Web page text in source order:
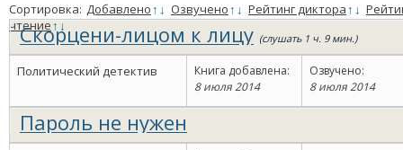
Сортировка: Добавлено↑ ↓ Озвучено↑ ↓ Рейтинг диктора↑ ↓
чтение↑↓
Скорцени-лицом к лицу (слушать 1 ч. 9 мин.)
Политический детектив
Книга добавлена:
8 июля 2014
Озвучено:
8 июля 2014
Пароль не нужен